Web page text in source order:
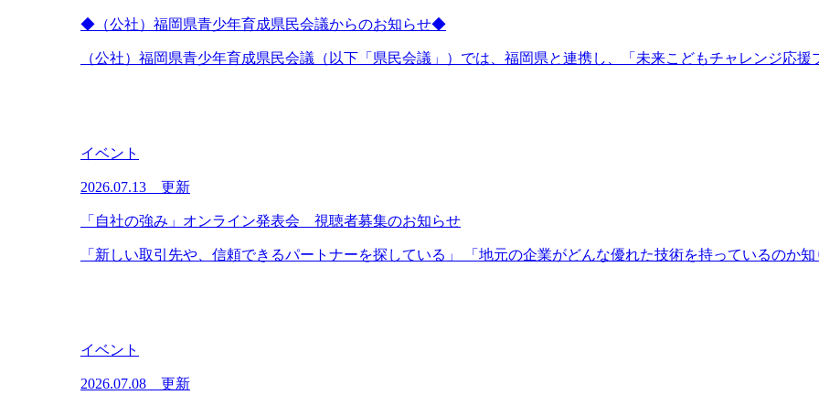
◆（公社）福岡県青少年育成県民会議からのお知らせ◆
（公社）福岡県青少年育成県民会議（以下「県民会議」）では、福岡県と連携し、「未来こどもチャレンジ応援
イベント
2026.07.13 更新
「自社の強み」オンライン発表会 視聴者募集のお知らせ
「新しい取引先や、信頼できるパートナーを探している」 「地元の企業がどんな優れた技術を持っているのか知
イベント
2026.07.08 更新